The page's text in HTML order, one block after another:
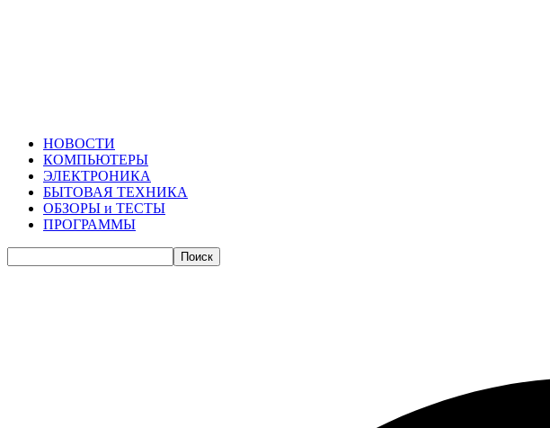
НОВОСТИ
КОМПЬЮТЕРЫ
ЭЛЕКТРОНИКА
БЫТОВАЯ ТЕХНИКА
ОБЗОРЫ и ТЕСТЫ
ПРОГРАММЫ
Поиск